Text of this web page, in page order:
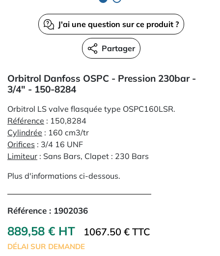
J'ai une question sur ce produit ?
Partager
Orbitrol Danfoss OSPC - Pression 230bar -
3/4" - 150-8284
Orbitrol LS valve flasquée type OSPC160LSR.
Référence : 150,8284
Cylindrée : 160 cm3/tr
Orifices : 3/4 16 UNF
Limiteur : Sans Bars, Clapet : 230 Bars
Plus d'informations ci-dessous.
Référence : 1902036
889,58 € HT 1067.50 € TTC
DÉLAI SUR DEMANDE